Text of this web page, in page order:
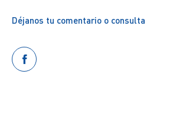
Déjanos tu comentario o consulta